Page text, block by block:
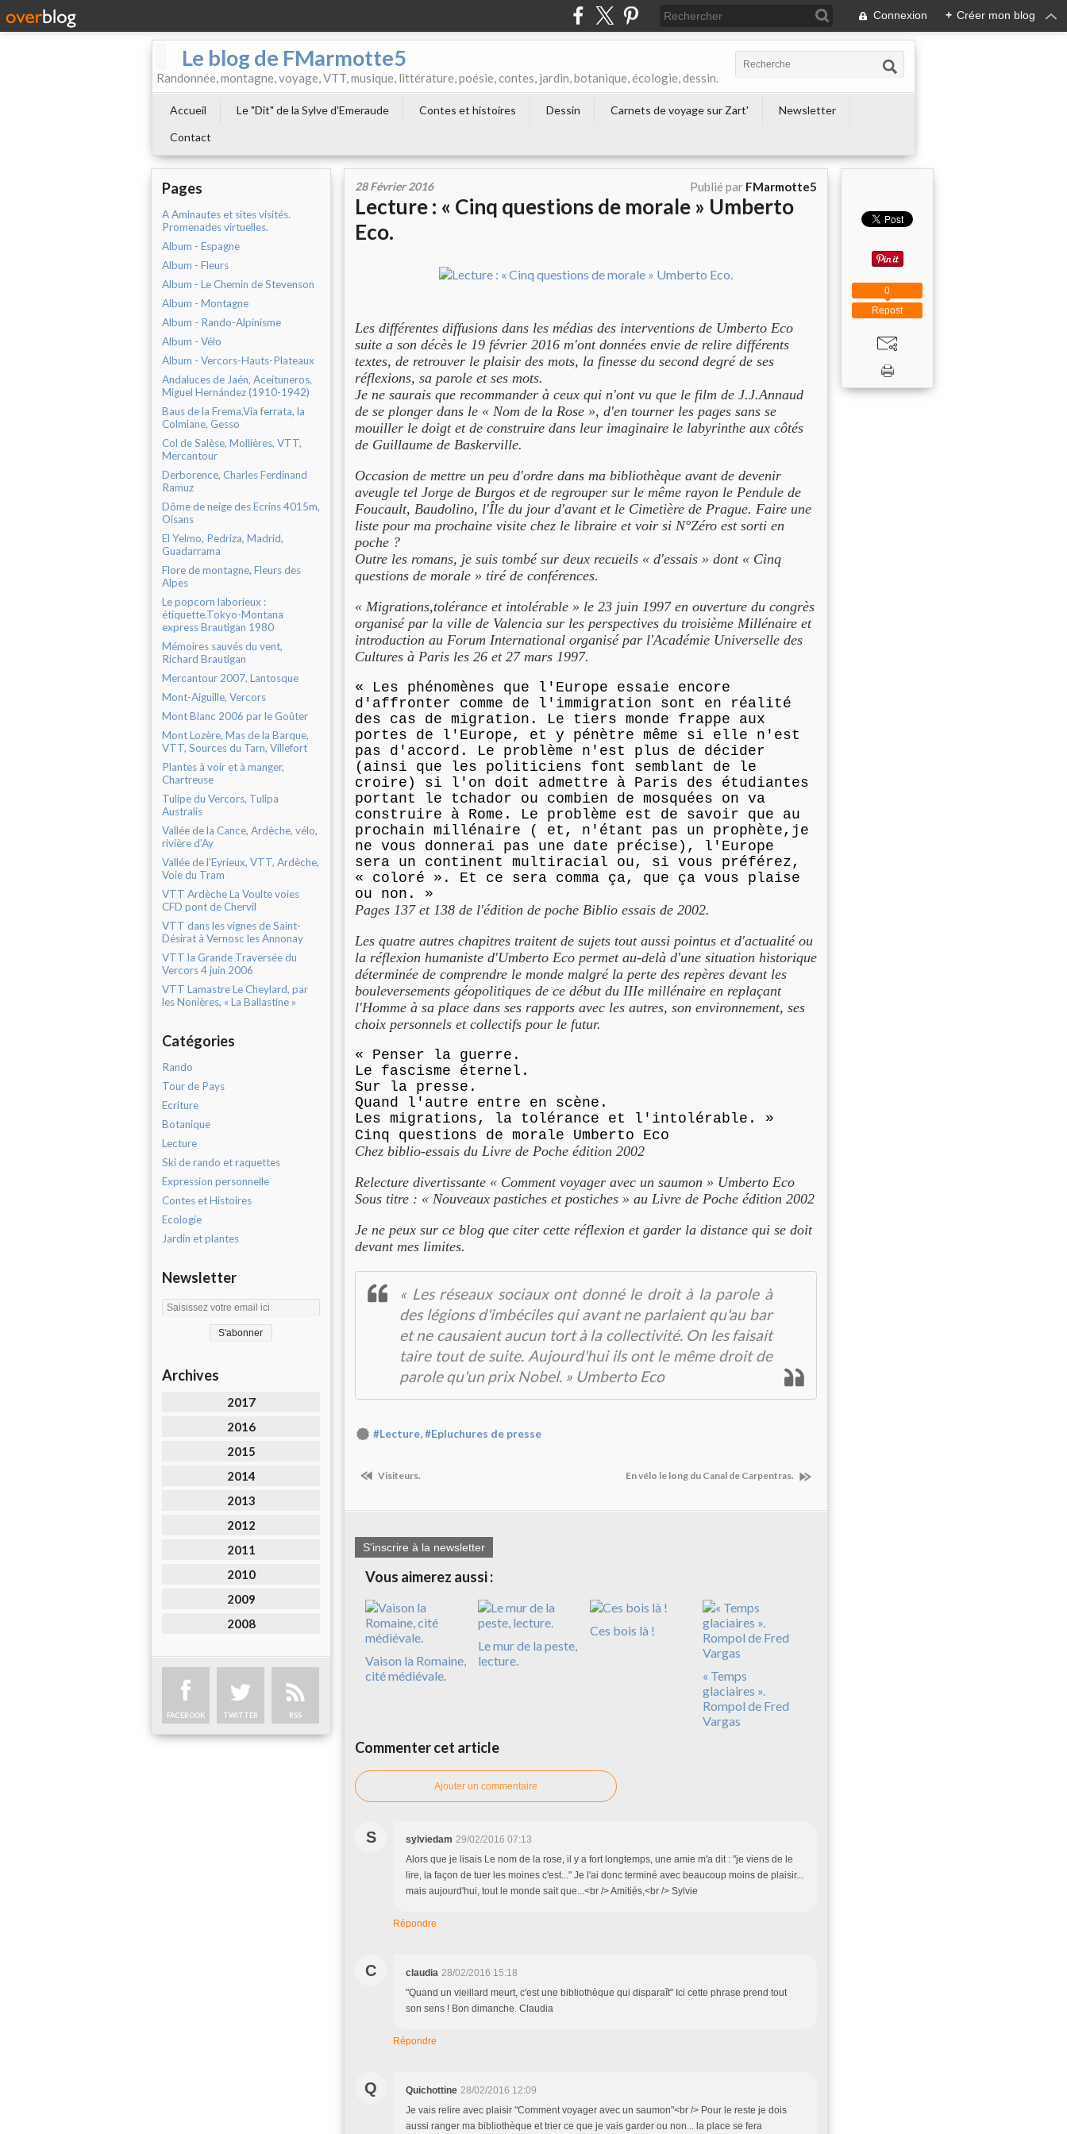
Connexion + Créer mon blog
Le blog de FMarmotte5
Randonnée, montagne, voyage, VTT, musique, littérature, poésie, contes, jardin, botanique, écologie, dessin.
Accueil Le "Dit" de la Sylve d'Emeraude Contes et histoires Dessin Carnets de voyage sur Zart'
Newsletter
Contact
Pages
A Aminautes et sites visités.
Promenades virtuelles.
Album - Espagne
Album - Fleurs
Album - Le Chemin de Stevenson
Album - Montagne
Album - Rando-Alpinisme
Album - Vélo
Album - Vercors-Hauts-Plateaux
Andaluces de Jaén, Aceituneros,
Miguel Hernández (1910-1942)
Baus de la Frema,Via ferrata, la
Colmiane, Gesso
Col de Salèse, Mollières, VTT,
Mercantour
Derborence, Charles Ferdinand
Ramuz
Dôme de neige des Ecrins 4015m,
Oisans
El Yelmo, Pedriza, Madrid,
Guadarrama
Flore de montagne, Fleurs des
Alpes
Le popcorn laborieux :
étiquette.Tokyo-Montana
express Brautigan 1980
Mémoires sauvés du vent,
Richard Brautigan
Mercantour 2007, Lantosque
Mont-Aiguille, Vercors
Mont Blanc 2006 par le Goûter
Mont Lozère, Mas de la Barque,
VTT, Sources du Tarn, Villefort
Plantes à voir et à manger,
Chartreuse
Tulipe du Vercors, Tulipa
Australis
Vallée de la Cance, Ardèche, vélo,
rivière d’Ay
Vallée de l'Eyrieux, VTT, Ardèche,
Voie du Tram
VTT Ardèche La Voulte voies
CFD pont de Chervil
VTT dans les vignes de Saint-
Désirat à Vernosc les Annonay
VTT la Grande Traversée du
Vercors 4 juin 2006
VTT Lamastre Le Cheylard, par
les Nonières, « La Ballastine »
Catégories
Rando
Tour de Pays
Ecriture
Botanique
Lecture
Ski de rando et raquettes
Expression personnelle
Contes et Histoires
Ecologie
Jardin et plantes
Newsletter
Archives
2017
2016
2015
2014
2013
2012
2011
2010
2009
2008
FACEBOOK TWITTER RSS
28 Février 2016 Publié par FMarmotte5
Lecture : « Cinq questions de morale » Umberto
Eco.
Les différentes diffusions dans les médias des interventions de Umberto Eco
suite a son décès le 19 février 2016 m'ont données envie de relire différents
textes, de retrouver le plaisir des mots, la finesse du second degré de ses
réflexions, sa parole et ses mots.
Je ne saurais que recommander à ceux qui n'ont vu que le film de J.J.Annaud
de se plonger dans le « Nom de la Rose », d'en tourner les pages sans se
mouiller le doigt et de construire dans leur imaginaire le labyrinthe aux côtés
de Guillaume de Baskerville.
Occasion de mettre un peu d'ordre dans ma bibliothèque avant de devenir
aveugle tel Jorge de Burgos et de regrouper sur le même rayon le Pendule de
Foucault, Baudolino, l'Île du jour d'avant et le Cimetière de Prague. Faire une
liste pour ma prochaine visite chez le libraire et voir si N°Zéro est sorti en
poche ?
Outre les romans, je suis tombé sur deux recueils « d'essais » dont « Cinq
questions de morale » tiré de conférences.
« Migrations,tolérance et intolérable » le 23 juin 1997 en ouverture du congrès
organisé par la ville de Valencia sur les perspectives du troisième Millénaire et
introduction au Forum International organisé par l'Académie Universelle des
Cultures à Paris les 26 et 27 mars 1997.
« Les phénomènes que l'Europe essaie encore
d'affronter comme de l'immigration sont en réalité
des cas de migration. Le tiers monde frappe aux
portes de l'Europe, et y pénètre même si elle n'est
pas d'accord. Le problème n'est plus de décider
(ainsi que les politiciens font semblant de le
croire) si l'on doit admettre à Paris des étudiantes
portant le tchador ou combien de mosquées on va
construire à Rome. Le problème est de savoir que au
prochain millénaire ( et, n'étant pas un prophète,je
ne vous donnerai pas une date précise), l'Europe
sera un continent multiracial ou, si vous préférez,
« coloré ». Et ce sera comma ça, que ça vous plaise
ou non. »
Pages 137 et 138 de l'édition de poche Biblio essais de 2002.
Les quatre autres chapitres traitent de sujets tout aussi pointus et d'actualité ou
la réflexion humaniste d'Umberto Eco permet au-delà d'une situation historique
déterminée de comprendre le monde malgré la perte des repères devant les
bouleversements géopolitiques de ce début du IIIe millénaire en replaçant
l'Homme à sa place dans ses rapports avec les autres, son environnement, ses
choix personnels et collectifs pour le futur.
« Penser la guerre.
Le fascisme éternel.
Sur la presse.
Quand l'autre entre en scène.
Les migrations, la tolérance et l'intolérable. »
Cinq questions de morale Umberto Eco
Chez biblio-essais du Livre de Poche édition 2002
Relecture divertissante « Comment voyager avec un saumon » Umberto Eco
Sous titre : « Nouveaux pastiches et postiches » au Livre de Poche édition 2002
Je ne peux sur ce blog que citer cette réflexion et garder la distance qui se doit
devant mes limites.
« Les réseaux sociaux ont donné le droit à la parole à
des légions d'imbéciles qui avant ne parlaient qu'au bar
et ne causaient aucun tort à la collectivité. On les faisait
taire tout de suite. Aujourd'hui ils ont le même droit de
parole qu'un prix Nobel. » Umberto Eco
#Lecture,#Epluchures de presse
Visiteurs. En vélo le long du Canal de Carpentras.
S'inscrire à la newsletter
Vous aimerez aussi :
Vaison la Romaine,
cité médiévale.
Le mur de la peste,
lecture.
Ces bois là !
« Temps
glaciaires ».
Rompol de Fred
Vargas
Commenter cet article
Ajouter un commentaire
S sylviedam 29/02/2016 07:13
Alors que je lisais Le nom de la rose, il y a fort longtemps, une amie m'a dit : "je viens de le
lire, la façon de tuer les moines c'est..." Je l'ai donc terminé avec beaucoup moins de plaisir...
mais aujourd'hui, tout le monde sait que...<br /> Amitiés,<br /> Sylvie
Répondre
C claudia 28/02/2016 15:18
"Quand un vieillard meurt, c'est une bibliothèque qui disparaît" Ici cette phrase prend tout
son sens ! Bon dimanche. Claudia
Répondre
Q Quichottine 28/02/2016 12:09
Je vais relire avec plaisir "Comment voyager avec un saumon"<br /> Pour le reste je dois
aussi ranger ma bibliothèque et trier ce que je vais garder ou non... la place se fera
Repost
0